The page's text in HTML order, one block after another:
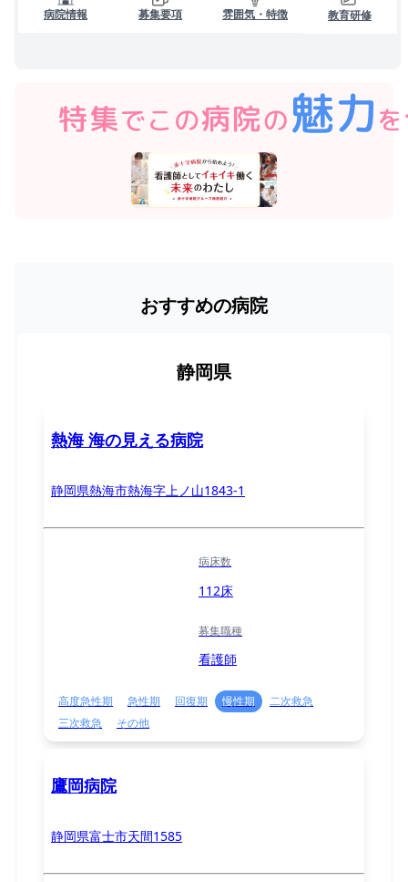
病院情報 募集要項 雰囲気・特徴 教育研修
おすすめの病院
静岡県
熱海 海の見える病院
静岡県熱海市熱海字上ノ山1843-1
病床数
112床
募集職種
看護師
高度急性期 急性期 回復期 慢性期
二次救急
三次救急
その他
鷹岡病院
静岡県富士市天間1585